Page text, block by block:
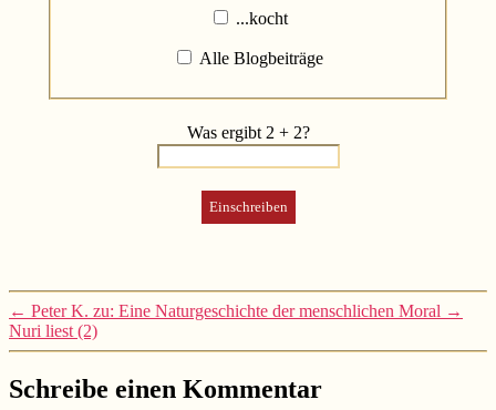
...kocht
Alle Blogbeiträge
Was ergibt 2 + 2?
← Peter K. zu: Eine Naturgeschichte der menschlichen Moral →
Nuri liest (2)
Schreibe einen Kommentar